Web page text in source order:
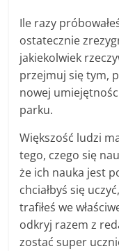
wskazówki
poradniki
na
każdy
temat
Ile razy
ostatecznie
jakiekolwiek
przejmuj się tym,
nowej
parku.
Większość ludzi
tego, czego się
że ich nauka jest
chciałbyś się
trafiłeś we
odkryj razem z
zostać super